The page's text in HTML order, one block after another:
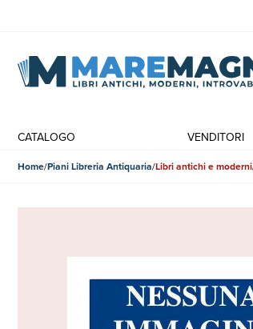
CATALOGO VENDITORI
Home Piani Libreria Antiquaria Libri antichi e moderni